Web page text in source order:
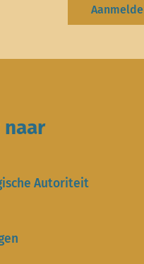
naar
Autoriteit